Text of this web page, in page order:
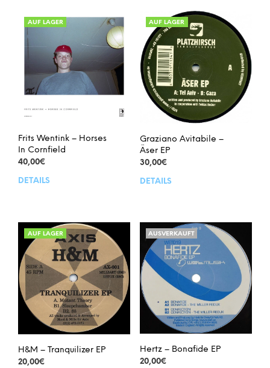
AUF LAGER
Frits Wentink – Horses
In Cornfield
40,00€
DETAILS
AUF LAGER
Graziano Avitabile –
Äser EP
30,00€
DETAILS
AUF LAGER
H&M – Tranquilizer EP
20,00€
AUSVERKAUFT
Hertz – Bonafide EP
20,00€